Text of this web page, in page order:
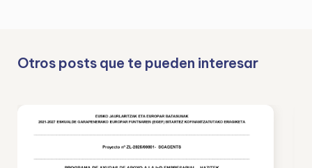
Otros posts que te pueden interesar